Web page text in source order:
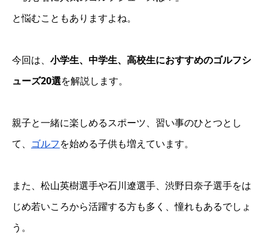
と悩むこともありますよね。
今回は、 小学生、中学生、高校生におすすめのゴルフシ
ューズ20選を解説します。
親子と一緒に楽しめるスポーツ、習い事のひとつとし
て、 ゴルフを始める子供も増えています。
また、松山英樹選手や石川遼選手、渋野日奈子選手をは
じめ若いころから活躍する方も多く、憧れもあるでしょ
う。